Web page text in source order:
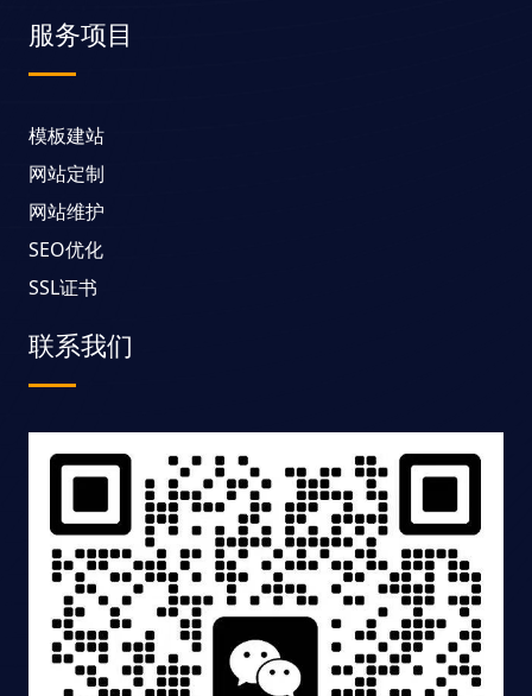
服务项目
模板建站
网站定制
网站维护
SEO优化
SSL证书
联系我们